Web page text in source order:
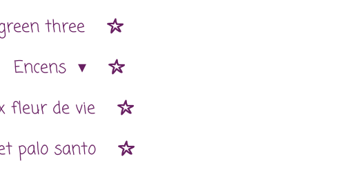
three
Encens
fleur de vie
palo santo